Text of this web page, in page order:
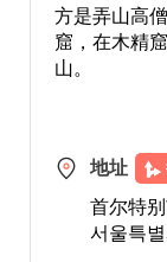
方是弄山高
窟，在木精
山。
地址
首尔特
서울특